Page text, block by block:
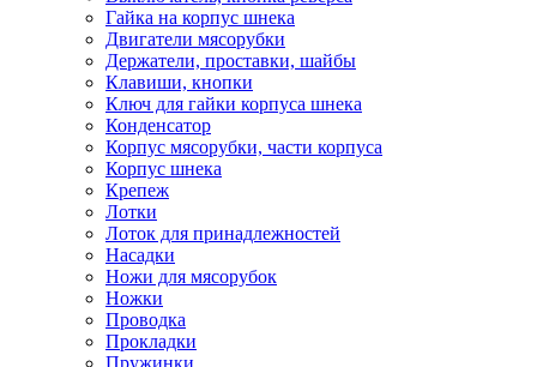
Гайка на корпус шнека
Двигатели мясорубки
Держатели, проставки, шайбы
Клавиши, кнопки
Ключ для гайки корпуса шнека
Конденсатор
Корпус мясорубки, части корпуса
Корпус шнека
Крепеж
Лотки
Лоток для принадлежностей
Насадки
Ножи для мясорубок
Ножки
Проводка
Прокладки
Пружинки